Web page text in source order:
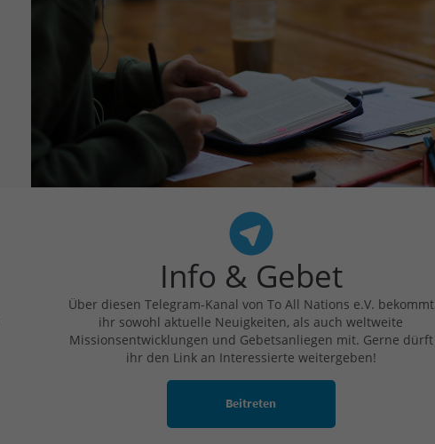
Info & Gebet
Über diesen Telegram-Kanal von To All Nations e.V. bekommt
ihr sowohl aktuelle Neuigkeiten, als auch weltweite
Missionsentwicklungen und Gebetsanliegen mit. Gerne dürft
ihr den Link an Interessierte weitergeben!
Beitreten